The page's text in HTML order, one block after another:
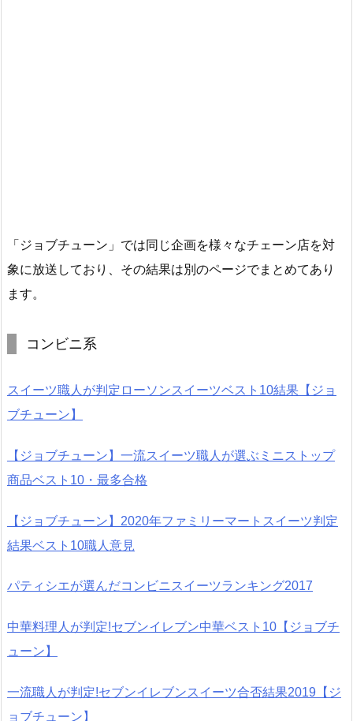
「ジョブチューン」では同じ企画を様々なチェーン店を対
象に放送しており、その結果は別のページでまとめてあり
ます。
コンビニ系
スイーツ職人が判定ローソンスイーツベスト10結果【ジョ
ブチューン】
【ジョブチューン】一流スイーツ職人が選ぶミニストップ
商品ベスト10・最多合格
【ジョブチューン】2020年ファミリーマートスイーツ判定
結果ベスト10職人意見
パティシエが選んだコンビニスイーツランキング2017
中華料理人が判定!セブンイレブン中華ベスト10【ジョブチ
ューン】
一流職人が判定!セブンイレブンスイーツ合否結果2019【ジ
ョブチューン】